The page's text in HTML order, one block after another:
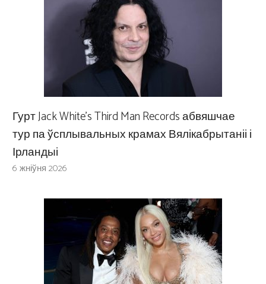
Гурт Jack White’s Third Man Records абвяшчае
тур па ўсплывальных крамах Вялікабрытаніі і
Ірландыі
6 жніўня 2026